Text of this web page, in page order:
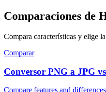
Comparaciones de
Compara características y elige
Comparar
Conversor PNG a JPG
Compare features and differences